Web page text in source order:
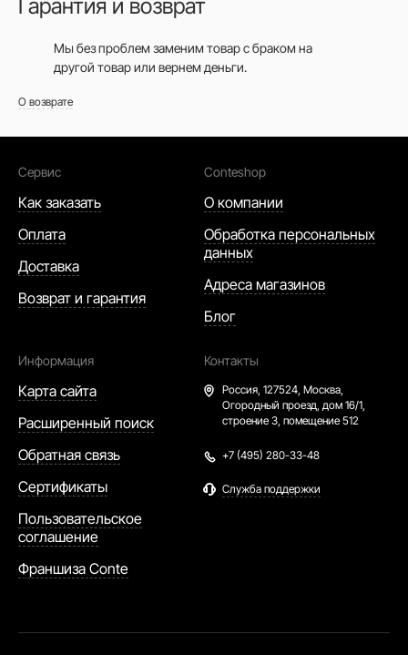
Гарантия и возврат
Мы без проблем заменим товар с браком на
другой товар или вернем деньги.
О возврате
Сервис
Как заказать
Оплата
Доставка
Возврат и гарантия
Conteshop
О компании
Обработка персональных
данных
Адреса магазинов
Блог
Информация
Карта сайта
Расширенный поиск
Обратная связь
Сертификаты
Пользовательское
соглашение
Франшиза Conte
Контакты
Россия, 127524, Москва,
Огородный проезд, дом 16/1,
строение 3, помещение 512
+7 (495) 280-33-48
Служба поддержки